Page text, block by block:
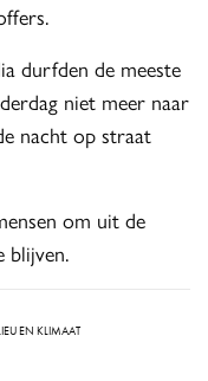
durfden de meeste
niet meer naar
nacht op straat
om uit de
blijven.
EN KLIMAAT